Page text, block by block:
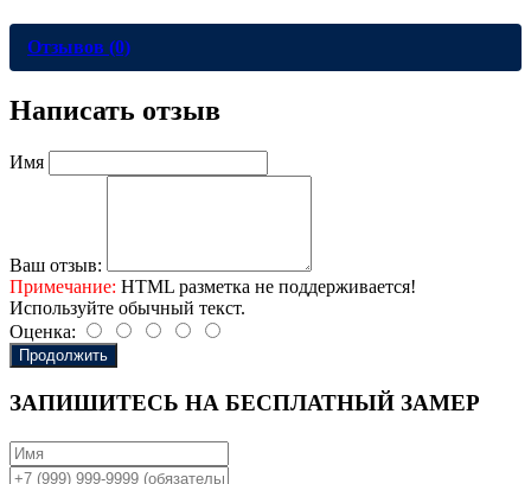
Отзывов (0)
Написать отзыв
Имя
Ваш отзыв:
Примечание: HTML разметка не поддерживается!
Используйте обычный текст.
Оценка:
Продолжить
ЗАПИШИТЕСЬ НА БЕСПЛАТНЫЙ ЗАМЕР